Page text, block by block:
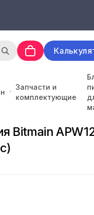
Запчасти и
комплектующие
Bitmain